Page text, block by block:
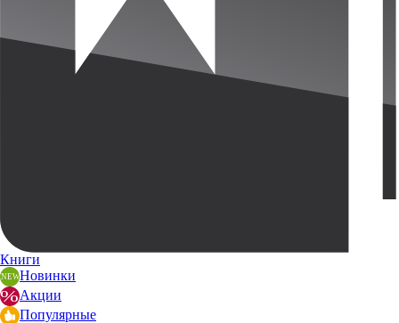
Книги
Новинки
Акции
Популярные